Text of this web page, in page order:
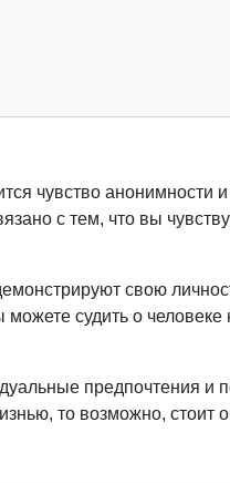
чувство анонимности
с тем, что вы
свою
судить о человеке
предпочтения и
то возможно, стоит